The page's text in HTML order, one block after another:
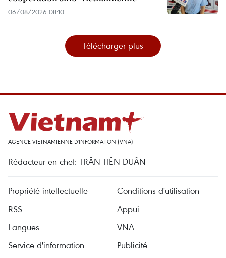
06/08/2026 08:10
Télécharger plus
AGENCE VIETNAMIENNE D'INFORMATION (VNA)
Rédacteur en chef: TRÂN TIÊN DUÂN
Propriété intellectuelle
Conditions d'utilisation
RSS
Appui
Langues
VNA
Service d'information
Publicité